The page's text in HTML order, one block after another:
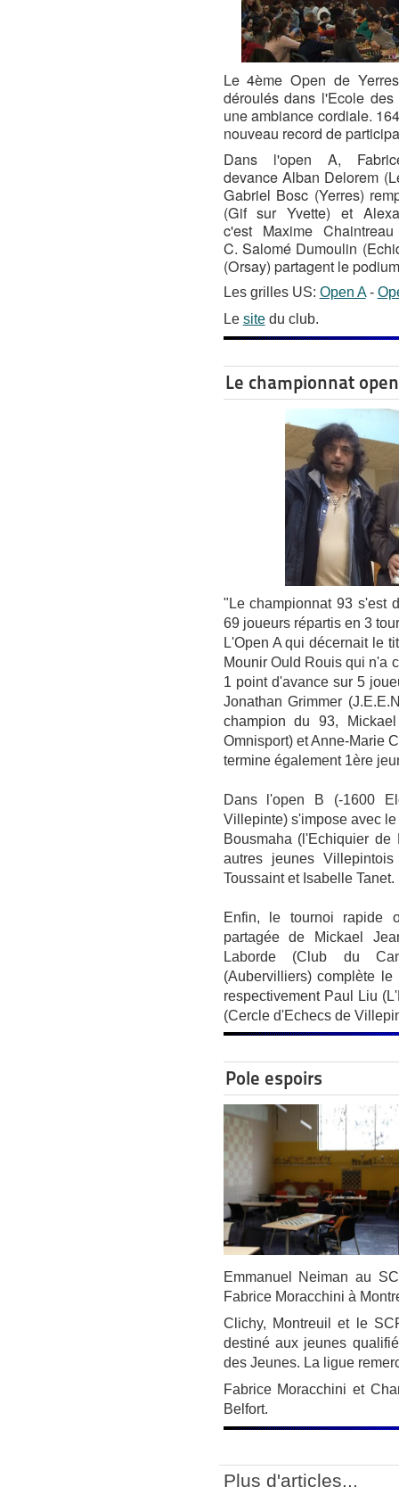
Le 4ème Open de
déroulés dans l'Ecole
une ambiance cordiale.
nouveau record de
Dans l'open A,
devance Alban Delorem
Gabriel Bosc (Yerres)
(Gif sur Yvette) et
c'est Maxime
C. Salomé Dumoulin
(Orsay) partagent le
Les grilles US: Open A-
Le sitedu club.
Le championnat
"Le championnat 93 s'est
69 joueurs répartis en 3
L'Open A qui décernait le
Mounir Ould Rouis qui n'a
1 point d'avance sur 5
Jonathan Grimmer
champion du 93,
Omnisport) et Anne-Marie
termine également 1ère
Dans l'open B (-1600
Villepinte) s'impose avec
Bousmaha (l'Echiquier
autres jeunes
Toussaint et Isabelle Tanet.
Enfin, le tournoi rapide
partagée de Mickael
Laborde (Club du
(Aubervilliers) complète
respectivement Paul Liu
(Cercle d'Echecs de
Pole espoirs
Emmanuel Neiman au
Fabrice Moracchini à
Clichy, Montreuil et le
destiné aux jeunes
des Jeunes. La ligue
Fabrice Moracchini et
Belfort.
Plus d'articles...